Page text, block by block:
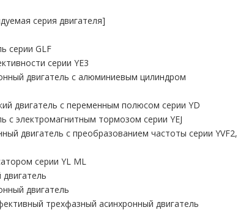
серия двигателя]
серии GLF
серии YE3
двигатель с алюминиевым цилиндром
двигатель с переменным полюсом серии YD
с электромагнитным тормозом серии YEJ
двигатель с преобразованием частоты серии YVF2,
серии YL ML
двигатель
трехфазный асинхронный двигатель